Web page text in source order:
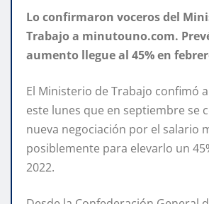
Lo confirmaron voceros del
Trabajo a minutouno.com.
aumento llegue al 45% en
El Ministerio de Trabajo confimó
este lunes que en septiembre se
nueva negociación por el salario
posiblemente para elevarlo un
2022.